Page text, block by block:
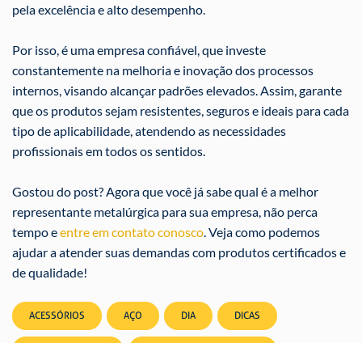
pela excelência e alto desempenho.
Por isso, é uma empresa confiável, que investe
constantemente na melhoria e inovação dos processos
internos, visando alcançar padrões elevados. Assim, garante
que os produtos sejam resistentes, seguros e ideais para cada
tipo de aplicabilidade, atendendo as necessidades
profissionais em todos os sentidos.
Gostou do post? Agora que você já sabe qual é a melhor
representante metalúrgica para sua empresa, não perca
tempo eentre em contato conosco. Veja como podemos
ajudar a atender suas demandas com produtos certificados e
de qualidade!
ACESSÓRIOS AÇO DIA DICAS